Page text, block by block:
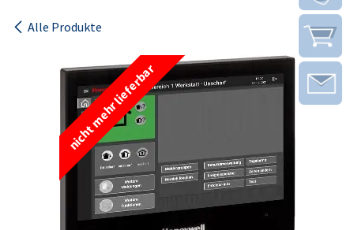
Alle Produkte
nicht mehr lieferbar